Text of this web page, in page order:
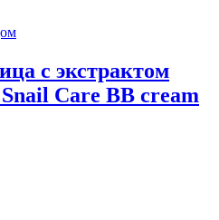
с экстрактом
Care BB cream